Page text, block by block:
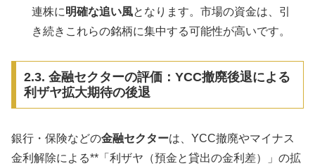
連株に明確な追い風となります。市場の資金は、引
き続きこれらの銘柄に集中する可能性が高いです。
2.3. 金融セクターの評価：YCC撤廃後退による
利ザヤ拡大期待の後退
銀行・保険などの金融セクターは、YCC撤廃やマイナス
金利解除による**「利ザヤ（預金と貸出の金利差）」の拡